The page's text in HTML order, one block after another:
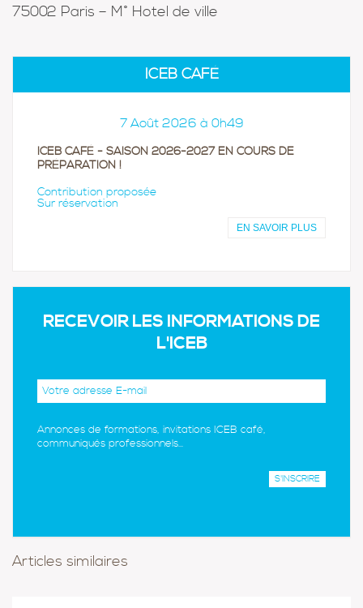
75002 Paris – M° Hotel de ville
ICEB CAFÉ
7 Août 2026 à 0h49
ICEB CAFÉ - SAISON 2026-2027 EN COURS DE
PRÉPARATION !
Contribution proposée
Sur réservation
EN SAVOIR PLUS
RECEVOIR LES INFORMATIONS DE
L'ICEB
Annonces de formations, invitations ICEB café,
communiqués professionnels...
Articles similaires